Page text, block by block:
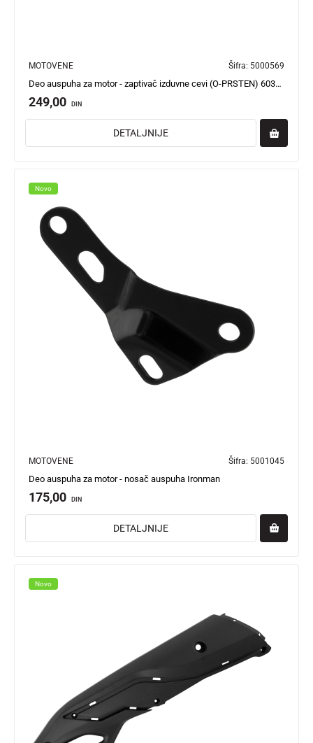
MOTOVENE Šifra: 5000569
Deo auspuha za motor - zaptivač izduvne cevi (O-PRSTEN) 6030-30-00000 New Flash HF
249,00 DIN
DETALJNIJE
Novo
MOTOVENE Šifra: 5001045
Deo auspuha za motor - nosač auspuha Ironman
175,00 DIN
DETALJNIJE
Novo